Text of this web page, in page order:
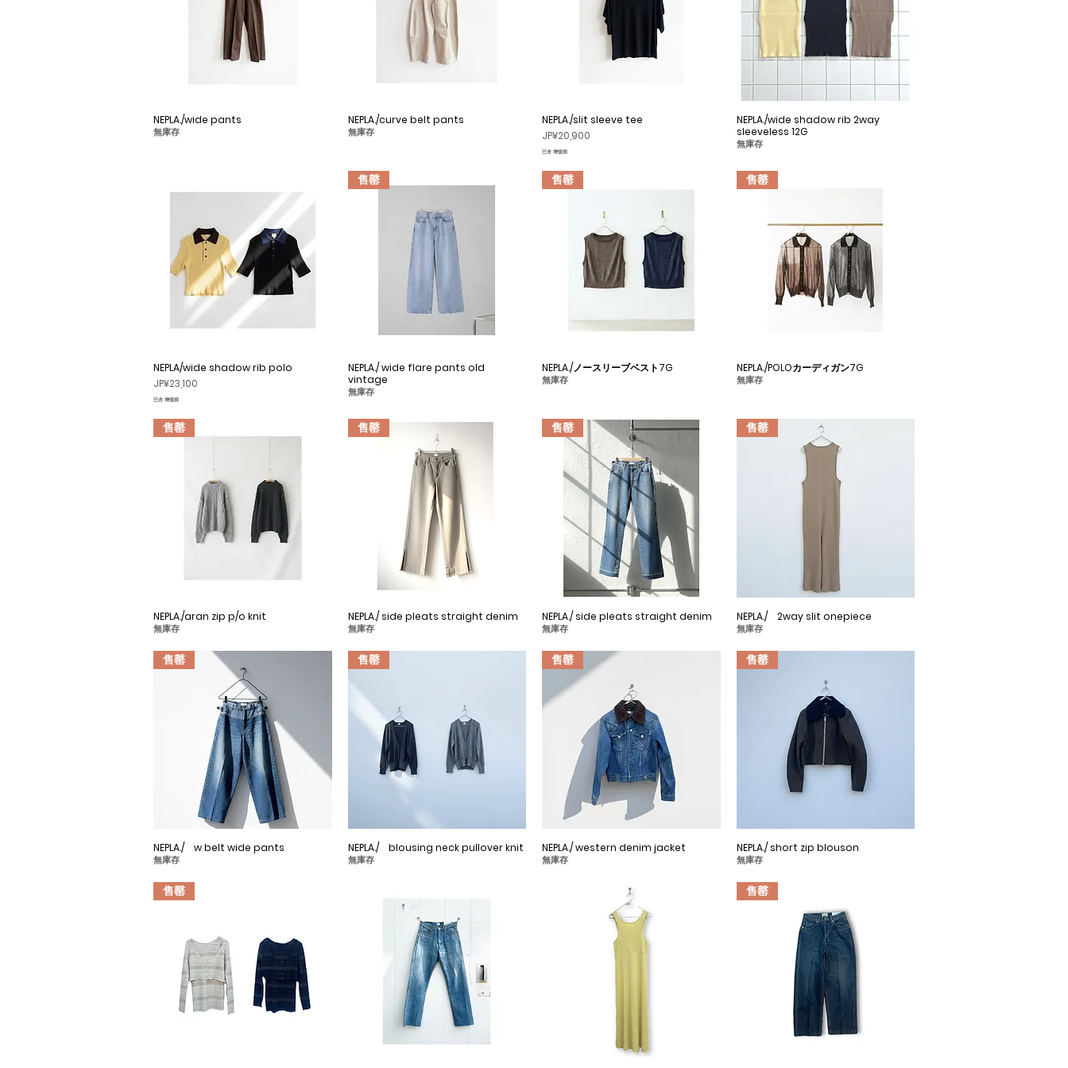
快速瀏覽
NEPLA./wide pants
無庫存
快速瀏覽
NEPLA./curve belt pants
無庫存
快速瀏覽
NEPLA./slit sleeve tee
價格
JP¥20,900
已含 增值税
快速瀏覽
NEPLA./wide shadow rib 2way
sleeveless 12G
無庫存
快速瀏覽
NEPLA/wide shadow rib polo
價格
JP¥23,100
已含 增值税
快速瀏覽
售罄
NEPLA./ wide flare pants old
vintage
無庫存
快速瀏覽
售罄
NEPLA./ノースリーブベスト7G
無庫存
快速瀏覽
售罄
NEPLA./POLOカーディガン7G
無庫存
快速瀏覽
售罄
NEPLA./aran zip p/o knit
無庫存
快速瀏覽
售罄
NEPLA./ side pleats straight denim
無庫存
快速瀏覽
售罄
NEPLA./ side pleats straight denim
無庫存
快速瀏覽
售罄
NEPLA./ 2way slit onepiece
無庫存
快速瀏覽
售罄
NEPLA./ w belt wide pants
無庫存
快速瀏覽
售罄
NEPLA./ blousing neck pullover knit
無庫存
快速瀏覽
售罄
NEPLA./ western denim jacket
無庫存
快速瀏覽
售罄
NEPLA./ short zip blouson
無庫存
售罄 售罄